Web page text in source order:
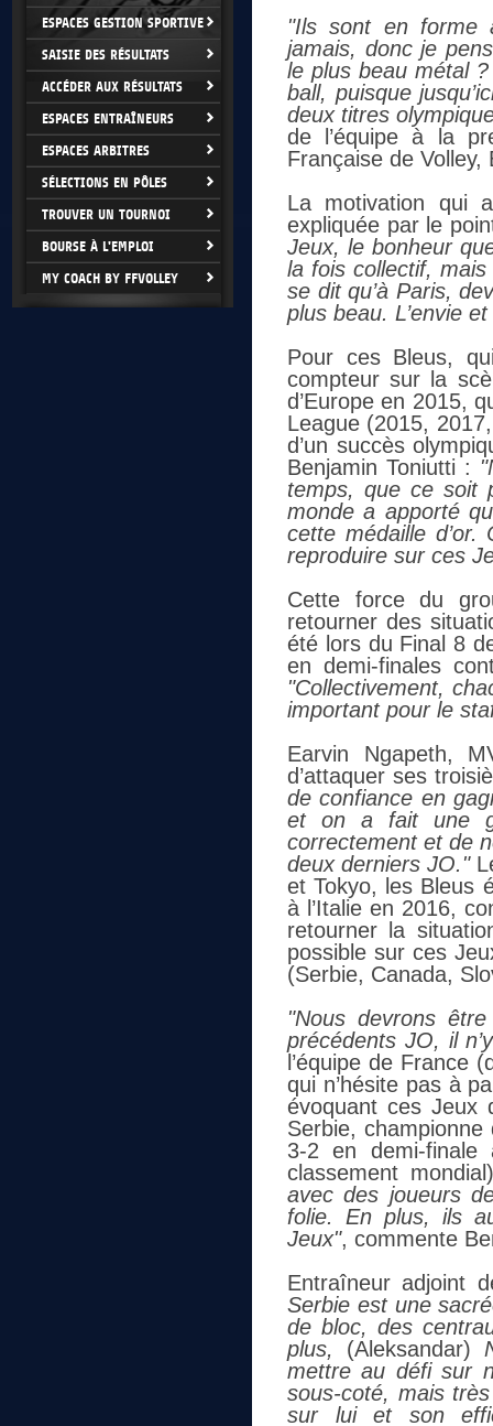
ESPACES GESTION SPORTIVE
SAISIE DES RÉSULTATS
ACCÉDER AUX RÉSULTATS
ESPACES ENTRAÎNEURS
ESPACES ARBITRES
SÉLECTIONS EN PÔLES
TROUVER UN TOURNOI
BOURSE À L'EMPLOI
MY COACH BY FFVOLLEY
"Ils sont en forme
jamais, donc je
le plus beau métal
ball, puisque
deux titres
de l’équipe à la
Française de Volley,
La motivation qui
expliquée par le
Jeux, le bonheur
la fois collectif,
se dit qu’à Paris,
plus beau. L’envie
Pour ces Bleus,
compteur sur la
d’Europe en 2015,
League (2015,
d’un succès
Benjamin Toniutti :
temps, que ce soit
monde a apporté
cette médaille d’or.
reproduire sur ces
Cette force du
retourner des
été lors du Final 8
en demi-finales
"Collectivement,
important pour le
Earvin Ngapeth,
d’attaquer ses
de confiance en
et on a fait une
correctement et de
deux derniers JO."
et Tokyo, les Bleus
à l’Italie en 2016,
retourner la
possible sur ces
(Serbie, Canada,
"Nous devrons
précédents JO, il
l’équipe de France
qui n’hésite pas à
évoquant ces Jeux
Serbie,
3-2 en demi-finale
classement
avec des joueurs
folie. En plus, ils
Jeux", commente
Entraîneur adjoint
Serbie est une
de bloc, des
plus, (Aleksandar)
mettre au défi sur
sous-coté, mais
sur lui et son